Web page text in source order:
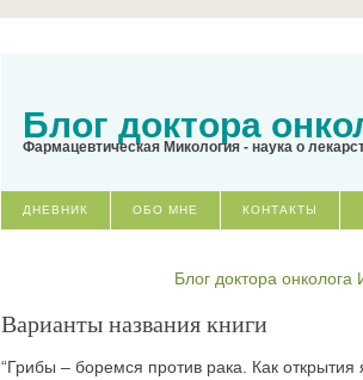
Блог доктора
Фармацевтическая Микология - наука о
ДНЕВНИК ОБО МНЕ КОНТАКТЫ
Блог доктора
Варианты названия книги
“Грибы – боремся против рака. Как открытия